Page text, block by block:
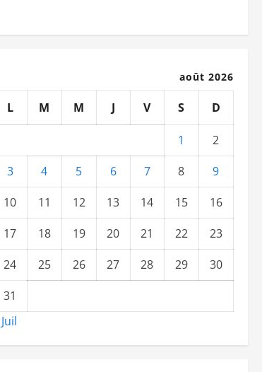
août 2026
L M M J V S D
1
2
3
4 5 6 7 8
9
10
11 12 13 14 15
16
17
18 19 20 21 22
23
24
25 26 27 28 29
30
31